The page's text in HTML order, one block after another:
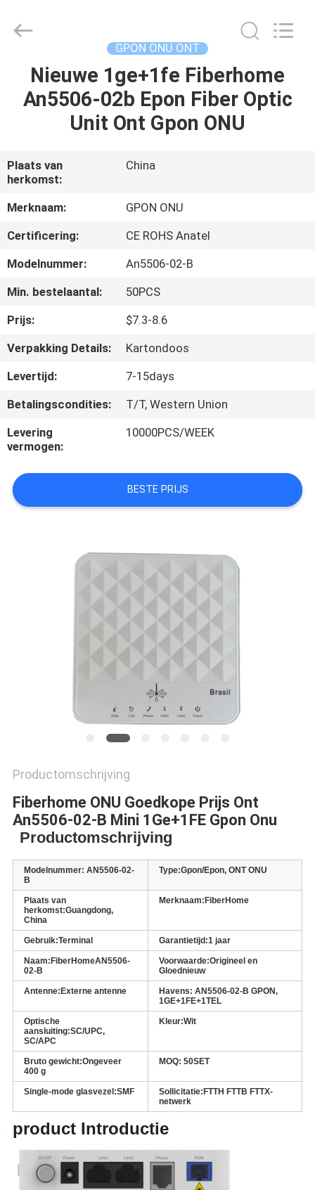
HUIS
PRODUCTEN
ONGEVEER
ONS
FABRIEKSREIS
CONTACTEER
ONS
OM
EEN
SITEMAP
PRIVACY
LIMITED.
GPON ONU ONT
Nieuwe 1ge+1fe Fiberhome
An5506-02b Epon Fiber Optic
Unit Ont Gpon ONU
Plaats van
herkomst:
China
Merknaam:
GPON ONU
Certificering:
CE ROHS Anatel
Modelnummer:
An5506-02-B
Min. bestelaantal:
50PCS
Prijs:
$7.3-8.6
Verpakking Details:
Kartondoos
Levertijd:
7-15days
Betalingscondities:
T/T, Western Union
Levering
vermogen:
10000PCS/WEEK
BESTE PRIJS
Productomschrijving
Fiberhome ONU Goedkope Prijs Ont
An5506-02-B Mini 1Ge+1FE Gpon Onu
Productomschrijving
Modelnummer: AN5506-02-
B
Type:Gpon/Epon, ONT ONU
Plaats van
herkomst:Guangdong,
China
Merknaam: FiberHome
Gebruik:Terminal Garantietijd:1 jaar
Naam: FiberHomeAN5506-
02-B
Voorwaarde:Origineel en
Gloednieuw
Antenne: Externe antenne
Havens: AN5506-02-B GPON,
1GE+1FE+1TEL
Optische
aansluiting:SC/UPC,
SC/APC
Kleur:Wit
Bruto gewicht:Ongeveer
400 g
MOQ: 50SET
Single-mode glasvezel:SMF Sollicitatie: FTTH FTTB FTTX-
netwerk
product Introductie